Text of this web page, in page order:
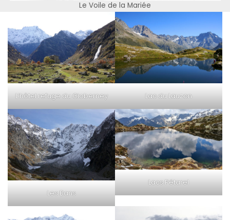
Le Voile de la Mariée
L’hôtel refuge du Gioberney Lac du Lauzon
Les Bans
Lacs Pétarel